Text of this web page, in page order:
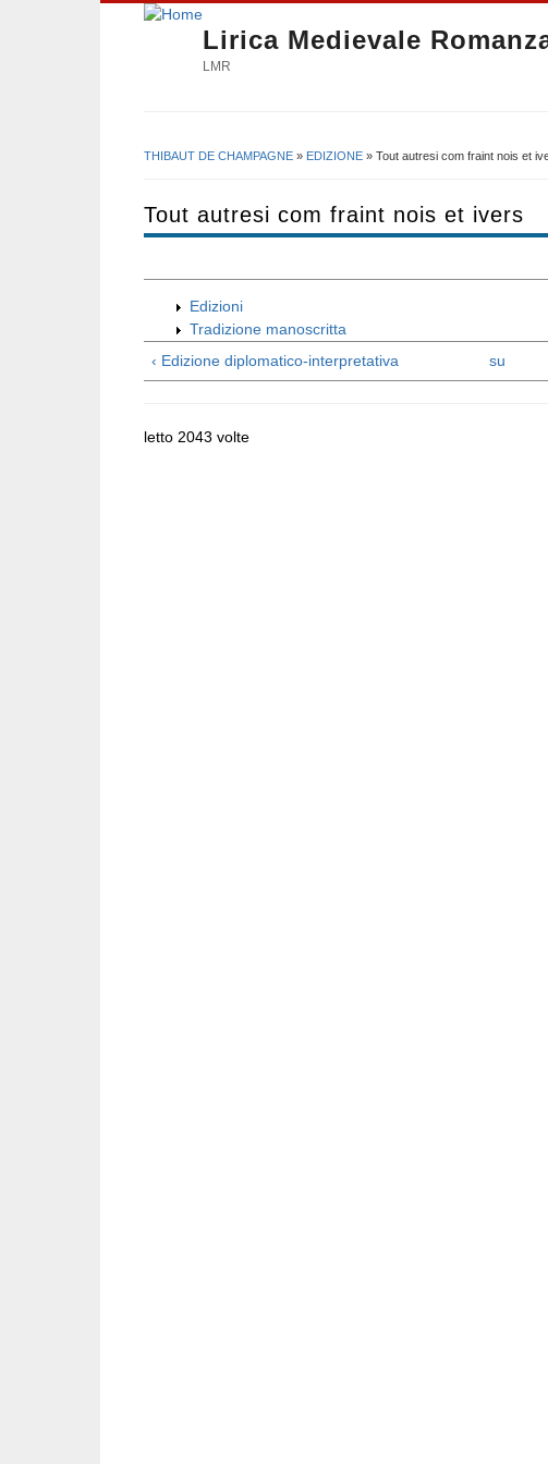
Lirica Medievale
LMR
THIBAUT DE CHAMPAGNE » EDIZIONE » Tout autresi com fraint nois et
Tout autresi com fraint nois et ivers
Edizioni
Tradizione manoscritta
‹ Edizione diplomatico-interpretativa
su
letto 2043 volte